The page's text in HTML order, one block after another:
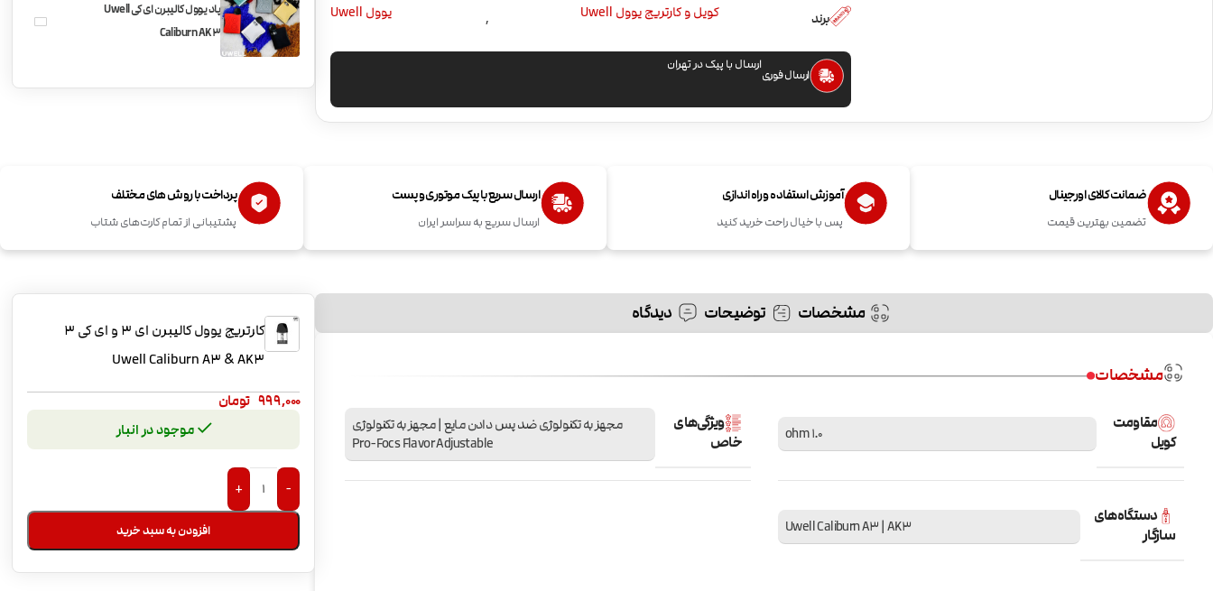
برند کویل و کارتریج یوول Uwell , یوول Uwell
ارسال فوری
ارسال با پیک در تهران
پاد یوول کالیبرن ای کی Uwell
Caliburn AK3
ضمانت کالای اورجینال
تضمین بهترین قیمت
آموزش استفاده و راه اندازی
پس با خیال راحت خرید کنید
ارسال سریع با پیک موتوری و پست
ارسال سریع به سراسر ایران
پرداخت با روش های مختلف
پشتیبانی از تمام کارت‌های شتاب
مشخصات توضیحات دیدگاه
مشخصات
مقاومت
کویل
1.0 ohm
ویژگی‌های
خاص
مجهز به تکنولوژی ضد پس دادن مایع | مجهز به تکنولوژی
Pro-Focs Flavor Adjustable
دستگاه‌های
سازگار
Uwell Caliburn A3 | AK3
کارتریج یوول کالیبرن ای 3 و ای کی 3
Uwell Caliburn A3 & AK3
999,000 تومان
موجود در انبار
-
+
افزودن به سبد خرید